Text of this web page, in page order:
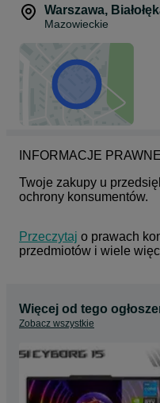
Warszawa,
Mazowieckie
INFORMACJE PRAWNE
Twoje zakupy u
ochrony konsumentów.
Przeczytaj o prawach
przedmiotów i wiele
Więcej od tego
Zobacz wszystkie